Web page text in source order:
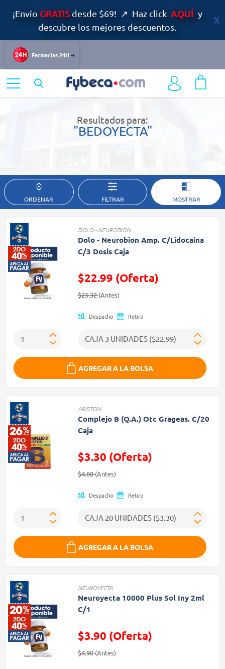
¡Envío GRATISdesde $69! ↗ Haz click AQUÍ y
descubre los mejores descuentos.
Farmacias 24H
Resultados de búsqueda
Resultados para:
"BEDOYECTA"
ORDENAR FILTRAR MOSTRAR
DOLO - NEUROBION
Dolo - Neurobion Amp. C/Lidocaina
C/3 Dosis Caja
$22.99 (Oferta)
Precio reducido de
$25.32(Antes)(Oferta)
Despacho Retiro
AGREGAR A LA BOLSA
ARISTON
Complejo B (Q.A.) Otc Grageas. C/20
Caja
$3.30 (Oferta)
Precio reducido de
$4.60(Antes)(Oferta)
Despacho Retiro
AGREGAR A LA BOLSA
NEUROYECTA
Neuroyecta 10000 Plus Sol Iny 2ml
C/1
$3.90 (Oferta)
Precio reducido de
$4.90(Antes)(Oferta)